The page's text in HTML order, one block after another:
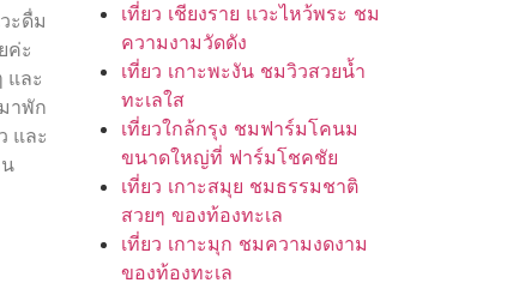
ะดื่ม
ค่ะ
และ
าพัก
และ
เที่ยว เชียงราย แวะไหว้พระ ชม
ความงามวัดดัง
เที่ยว เกาะพะงัน ชมวิวสวยน้ำ
ทะเลใส
เที่ยวใกล้กรุง ชมฟาร์มโคนม
ขนาดใหญ่ที่ ฟาร์มโชคชัย
เที่ยว เกาะสมุย ชมธรรมชาติ
สวยๆ ของท้องทะเล
เที่ยว เกาะมุก ชมความงดงาม
ของท้องทะเล